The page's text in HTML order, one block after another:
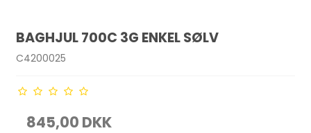
BAGHJUL 700C 3G ENKEL SØLV
C4200025
845,00 DKK